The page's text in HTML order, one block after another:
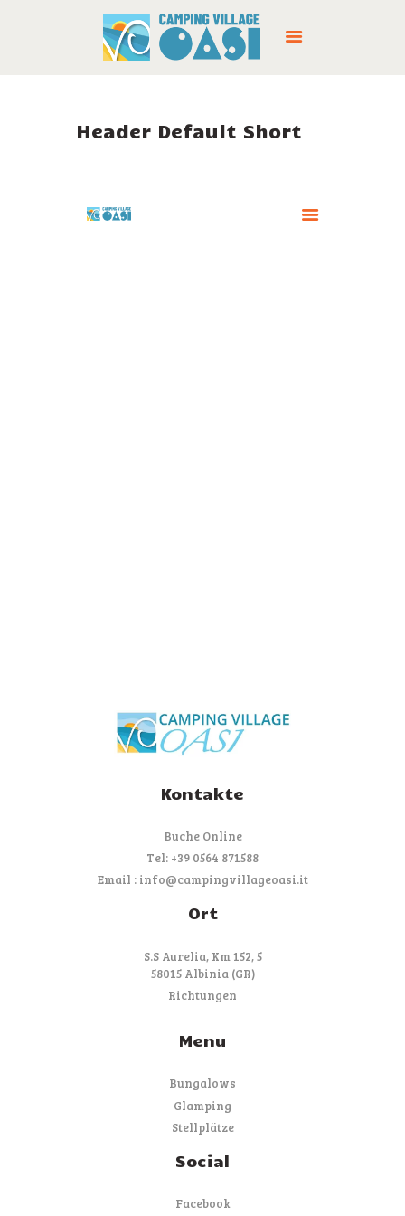
CAMPINGPLATZ
Header Default Short
Kontakte
Buche Online
Tel: +39 0564 871588
Email : info@campingvillageoasi.it
Ort
S.S Aurelia, Km 152, 5
58015 Albinia (GR)
Richtungen
Menu
Bungalows
Glamping
Stellplätze
Social
Facebook